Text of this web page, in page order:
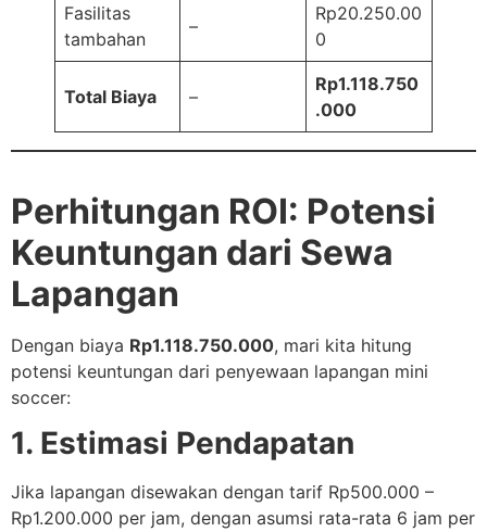
Fasilitas
tambahan
–
Rp20.250.00
0
Total Biaya –
Rp1.118.750
.000
Perhitungan ROI: Potensi
Keuntungan dari Sewa
Lapangan
Dengan biaya Rp1.118.750.000, mari kita hitung
potensi keuntungan dari penyewaan lapangan mini
soccer:
1. Estimasi Pendapatan
Jika lapangan disewakan dengan tarif Rp500.000 –
Rp1.200.000 per jam, dengan asumsi rata-rata 6 jam per